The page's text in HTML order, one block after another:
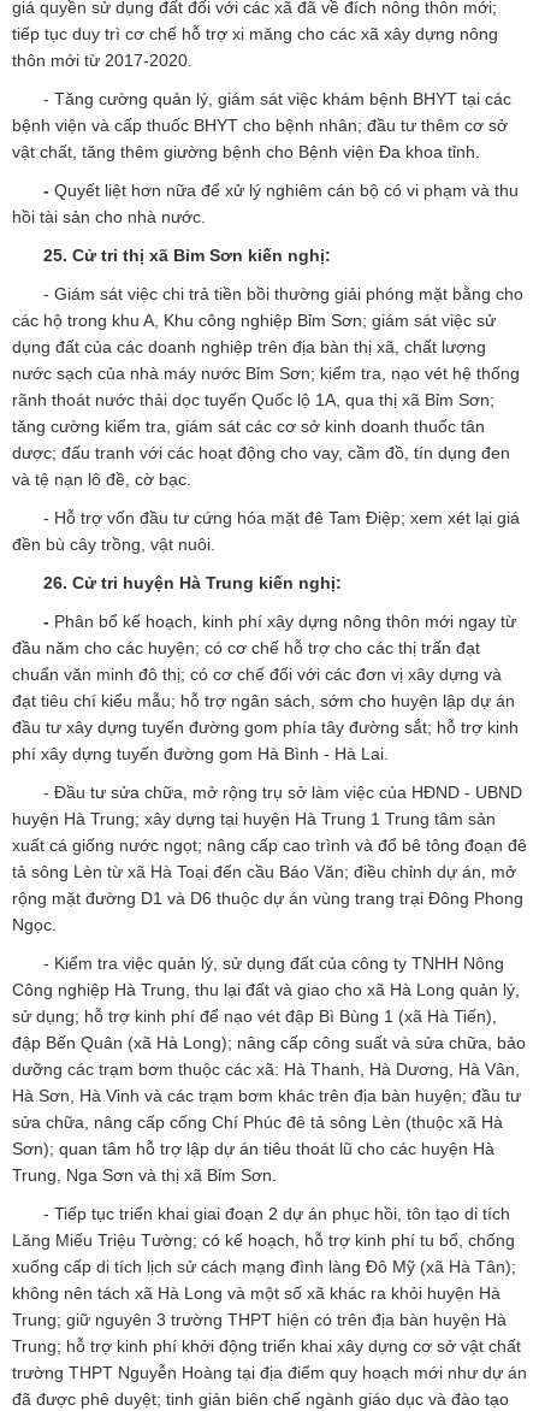
giá quyền sử dụng đất đối với các xã đã về đích nông thôn mới;
tiếp tục duy trì cơ chế hỗ trợ xi măng cho các xã xây dựng nông
thôn mới từ 2017-2020.
- Tăng cường quản lý, giám sát việc khám bệnh BHYT tại các
bệnh viện và cấp thuốc BHYT cho bệnh nhân; đầu tư thêm cơ sở
vật chất, tăng thêm giường bệnh cho Bệnh viện Đa khoa tỉnh.
- Quyết liệt hơn nữa để xử lý nghiêm cán bộ có vi phạm và thu
hồi tài sản cho nhà nước.
25. Cử tri thị xã Bỉm Sơn kiến nghị:
- Giám sát việc chi trả tiền bồi thường giải phóng mặt bằng cho
các hộ trong khu A, Khu công nghiệp Bỉm Sơn; giám sát việc sử
dụng đất của các doanh nghiệp trên địa bàn thị xã, chất lượng
nước sạch của nhà máy nước Bỉm Sơn; kiểm tra, nạo vét hệ thống
rãnh thoát nước thải dọc tuyến Quốc lộ 1A, qua thị xã Bỉm Sơn;
tăng cường kiểm tra, giám sát các cơ sở kinh doanh thuốc tân
dược; đấu tranh với các hoạt động cho vay, cầm đồ, tín dụng đen
và tệ nạn lô đề, cờ bạc.
- Hỗ trợ vốn đầu tư cứng hóa mặt đê Tam Điệp; xem xét lại giá
đền bù cây trồng, vật nuôi.
26. Cử tri huyện Hà Trung kiến nghị:
- Phân bổ kế hoạch, kinh phí xây dựng nông thôn mới ngay từ
đầu năm cho các huyện; có cơ chế hỗ trợ cho các thị trấn đạt
chuẩn văn minh đô thị; có cơ chế đối với các đơn vị xây dựng và
đạt tiêu chí kiểu mẫu; hỗ trợ ngân sách, sớm cho huyện lập dự án
đầu tư xây dựng tuyến đường gom phía tây đường sắt; hỗ trợ kinh
phí xây dựng tuyến đường gom Hà Bình - Hà Lai.
- Đầu tư sửa chữa, mở rộng trụ sở làm việc của HĐND - UBND
huyện Hà Trung; xây dựng tại huyện Hà Trung 1 Trung tâm sản
xuất cá giống nước ngọt; nâng cấp cao trình và đổ bê tông đoạn đê
tả sông Lèn từ xã Hà Toại đến cầu Báo Văn; điều chỉnh dự án, mở
rộng mặt đường D1 và D6 thuộc dự án vùng trang trại Đông Phong
Ngọc.
- Kiểm tra việc quản lý, sử dụng đất của công ty TNHH Nông
Công nghiệp Hà Trung, thu lại đất và giao cho xã Hà Long quản lý,
sử dụng; hỗ trợ kinh phí để nạo vét đập Bì Bùng 1 (xã Hà Tiến),
đập Bến Quân (xã Hà Long); nâng cấp công suất và sửa chữa, bảo
dưỡng các trạm bơm thuộc các xã: Hà Thanh, Hà Dương, Hà Vân,
Hà Sơn, Hà Vinh và các trạm bơm khác trên địa bàn huyện; đầu tư
sửa chữa, nâng cấp cống Chí Phúc đê tả sông Lèn (thuộc xã Hà
Sơn); quan tâm hỗ trợ lập dự án tiêu thoát lũ cho các huyện Hà
Trung, Nga Sơn và thị xã Bỉm Sơn.
- Tiếp tục triển khai giai đoạn 2 dự án phục hồi, tôn tạo di tích
Lăng Miếu Triệu Tường; có kế hoạch, hỗ trợ kinh phí tu bổ, chống
xuống cấp di tích lịch sử cách mạng đình làng Đô Mỹ (xã Hà Tân);
không nên tách xã Hà Long và một số xã khác ra khỏi huyện Hà
Trung; giữ nguyên 3 trường THPT hiện có trên địa bàn huyện Hà
Trung; hỗ trợ kinh phí khởi động triển khai xây dựng cơ sở vật chất
trường THPT Nguyễn Hoàng tại địa điểm quy hoạch mới như dự án
đã được phê duyệt; tinh giản biên chế ngành giáo dục và đào tạo